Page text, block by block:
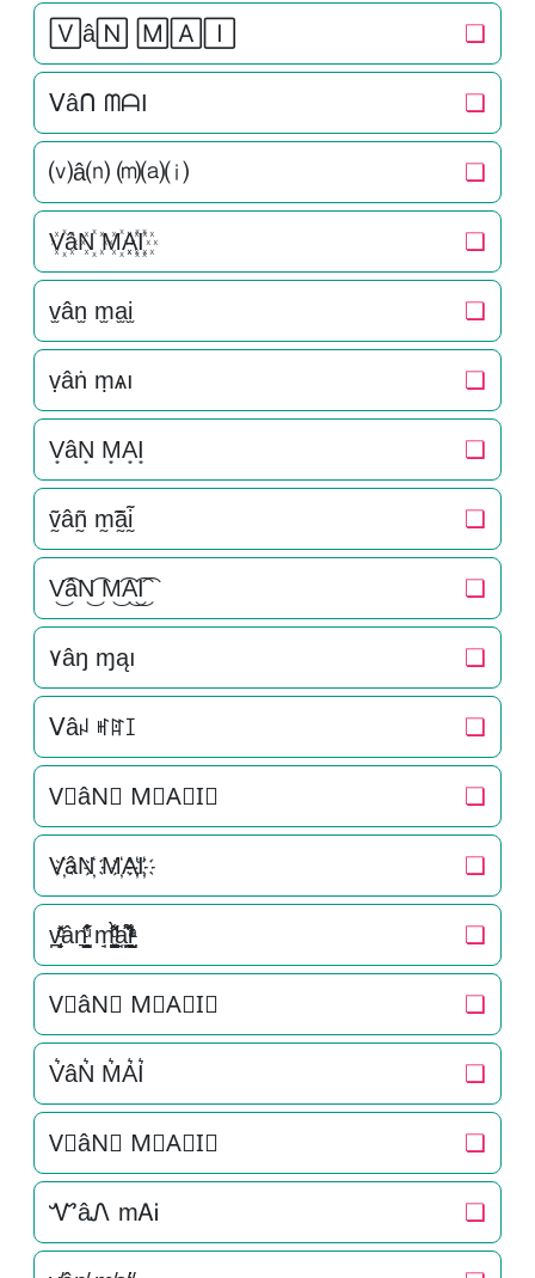
🅅â🄽 🄼🄰🄸 ❏
ᐯâᑎ ᗰᗩI ❏
⒱â⒩ ⒨⒜⒤ ❏
V꙰âN꙰ M꙰A꙰I꙰ ❏
v̫ân̫ m̫a̫i̫ ❏
ṿâṅ ṃѧı ❏
V͙âN͙ M͙A͙I͙ ❏
ṽ̰âñ̰ m̰̃ã̰ḭ̃ ❏
V͜͡âN͜͡ M͜͡A͜͡I͜͡ ❏
۷âŋ ɱąı ❏
ᐯâꈤ ꎭꍏꀤ ❏
V⃟âN⃟ M⃟A⃟I⃟ ❏
V҉âN҉ M҉A҉I҉ ❏
v̪̩̜̜̙̜ͨ̽̄ân͉̠̙͉̗̺̋̋̔ͧ̊ m̘͈̺̪͓ͩ͂̾ͪ̀̋a̘̫͈̭͌͛͌̇̇̍i̞̟̫̺ͭ̒ͭͣ ❏
V⃗âN⃗ M⃗A⃗I⃗ ❏
V͛âN͛ M͛A͛I͛ ❏
V⃒âN⃒ M⃒A⃒I⃒ ❏
ᏉâᏁ mᎪᎥ ❏